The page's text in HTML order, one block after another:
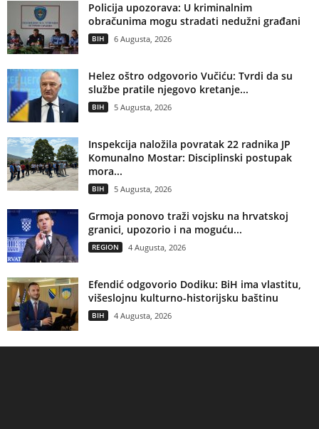
Policija upozorava: U kriminalnim
obračunima mogu stradati nedužni građani
BIH 6 Augusta, 2026
Helez oštro odgovorio Vučiću: Tvrdi da su
službe pratile njegovo kretanje...
BIH 5 Augusta, 2026
Inspekcija naložila povratak 22 radnika JP
Komunalno Mostar: Disciplinski postupak
mora...
BIH 5 Augusta, 2026
Grmoja ponovo traži vojsku na hrvatskoj
granici, upozorio i na moguću...
REGION 4 Augusta, 2026
Efendić odgovorio Dodiku: BiH ima vlastitu,
višeslojnu kulturno-historijsku baštinu
BIH 4 Augusta, 2026